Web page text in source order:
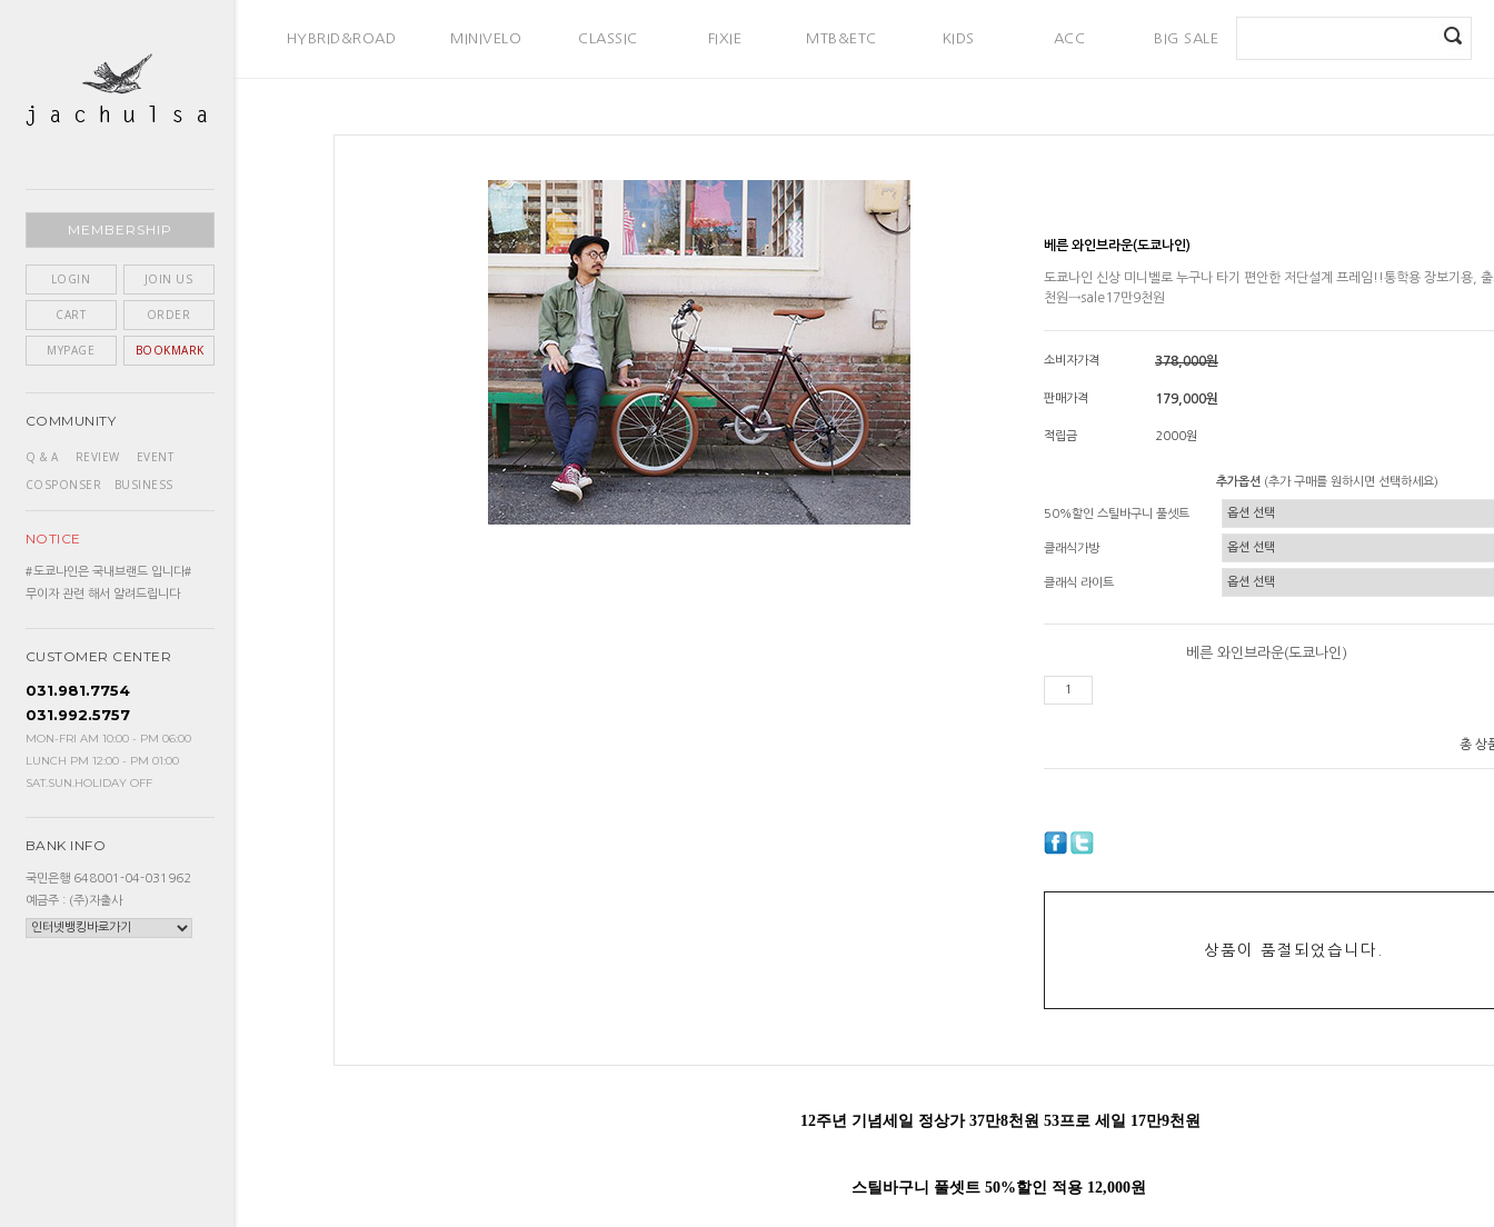
HYBRID&ROAD MINIVELO CLASSIC FIXIE MTB&ETC KIDS ACC BIG SALE
MEMBERSHIP
LOGIN JOIN US
CART ORDER
MYPAGE BOOKMARK
COMMUNITY
Q & A REVIEW
EVENT
COSPONSER
BUSINESS
NOTICE
#도쿄나인은 국내브랜드 입니다#
무이자 관련 해서 알려드립니다
CUSTOMER CENTER
031.981.7754
031.992.5757
MON-FRI AM 10:00 - PM 06:00
LUNCH PM 12:00 - PM 01:00
SAT.SUN.HOLIDAY OFF
BANK INFO
국민은행 648001-04-031962
예금주 : (주)자출사
베른 와인브라운(도쿄나인)
도쿄나인 신상 미니벨로 누구나 타기 편안한 저단설계 프레임!!통학용 장보기용,
천원→sale17만9천원
소비자가격 378,000원
판매가격 179,000원
적립금 2000원
추가옵션 (추가 구매를 원하시면 선택하세요)
50%할인 스틸바구니 풀셋트
클래식가방
클래식 라이트
베른 와인브라운(도쿄나인)
총 상
상품이 품절되었습니다.
12주년 기념세일 정상가 37만8천원 53프로 세일 17만9천원
스틸바구니 풀셋트 50%할인 적용 12,000원